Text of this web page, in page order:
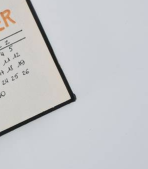
As mais lidas da
semana